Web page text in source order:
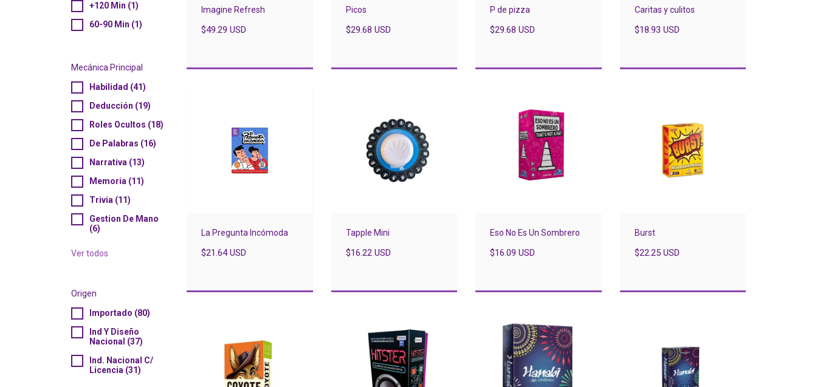
+120 Min (1)
60-90 Min (1)
Mecánica Principal
Habilidad (41)
Deducción (19)
Roles Ocultos (18)
De Palabras (16)
Narrativa (13)
Memoria (11)
Trivia (11)
Gestion De Mano
(6)
Ver todos
Origen
Importado (80)
Ind Y Diseño
Nacional (37)
Ind. Nacional C/
Licencia (31)
Imagine Refresh
$49.29 USD
Picos
$29.68 USD
P de pizza
$29.68 USD
Caritas y culitos
$18.93 USD
La Pregunta Incómoda
$21.64 USD
Tapple Mini
$16.22 USD
Eso No Es Un Sombrero
$16.09 USD
Burst
$22.25 USD